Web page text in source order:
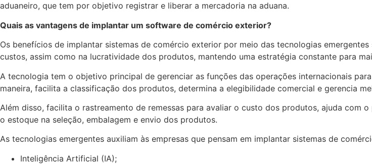
aduaneiro, que tem por objetivo registrar e liberar a mercadoria na aduana.
Quais as vantagens de implantar um software de comércio exterior?
Os benefícios de implantar sistemas de comércio exterior por meio das tecnologias
custos, assim como na lucratividade dos produtos, mantendo uma estratégia constante para
A tecnologia tem o objetivo principal de gerenciar as funções das operações internacionais
maneira, facilita a classificação dos produtos, determina a elegibilidade comercial e gerencia
Além disso, facilita o rastreamento de remessas para avaliar o custo dos produtos, ajuda com
o estoque na seleção, embalagem e envio dos produtos.
As tecnologias emergentes auxiliam às empresas que pensam em implantar sistemas de
Inteligência Artificial (IA);